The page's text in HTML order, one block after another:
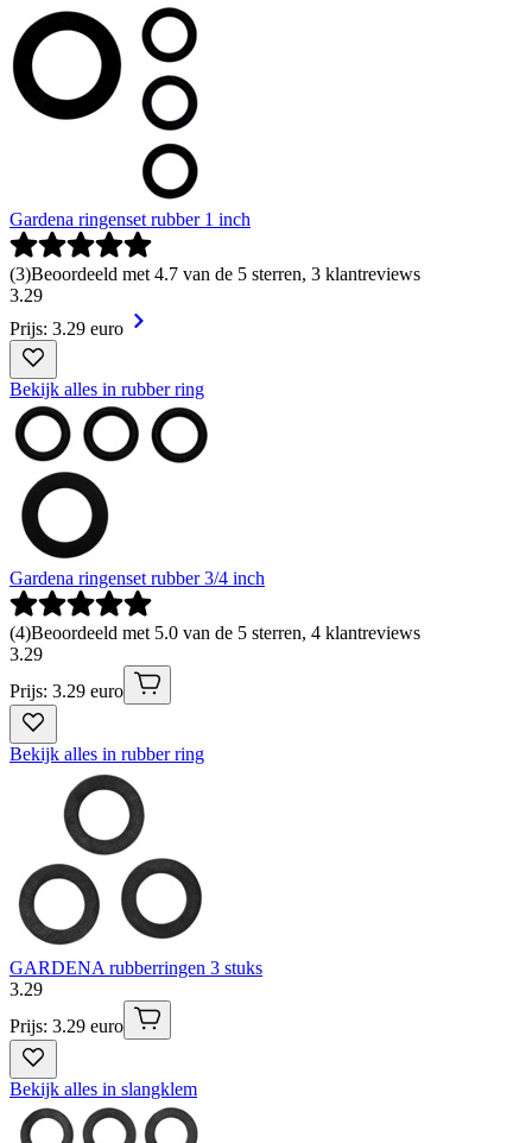
Gardena ringenset rubber 1 inch
(3)Beoordeeld met 4.7 van de 5 sterren, 3 klantreviews
3.29
Prijs: 3.29 euro
Bekijk alles in rubber ring
Gardena ringenset rubber 3/4 inch
(4)Beoordeeld met 5.0 van de 5 sterren, 4 klantreviews
3.29
Prijs: 3.29 euro
Bekijk alles in rubber ring
GARDENA rubberringen 3 stuks
3.29
Prijs: 3.29 euro
Bekijk alles in slangklem